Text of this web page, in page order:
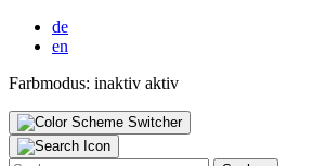
de
en
Farbmodus: inaktiv aktiv